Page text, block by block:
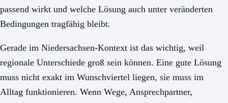
passend wirkt und welche Lösung auch unter veränderten
Bedingungen tragfähig bleibt.
Gerade im Niedersachsen-Kontext ist das wichtig, weil
regionale Unterschiede groß sein können. Eine gute Lösung
muss nicht exakt im Wunschviertel liegen, sie muss im
Alltag funktionieren. Wenn Wege, Ansprechpartner,